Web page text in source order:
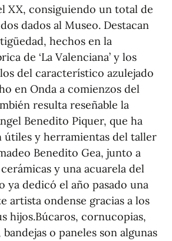
XX, consiguiendo un total de
dados al Museo. Destacan
hechos en la
de ‘La Valenciana’ y los
del característico azulejado
en Onda a comienzos del
resulta reseñable la
Benedito Piquer, que ha
y herramientas del taller
Benedito Gea, junto a
y una acuarela del
ya dedicó el año pasado una
artista ondense gracias a los
hijos.Búcaros, cornucopias,
o paneles son algunas